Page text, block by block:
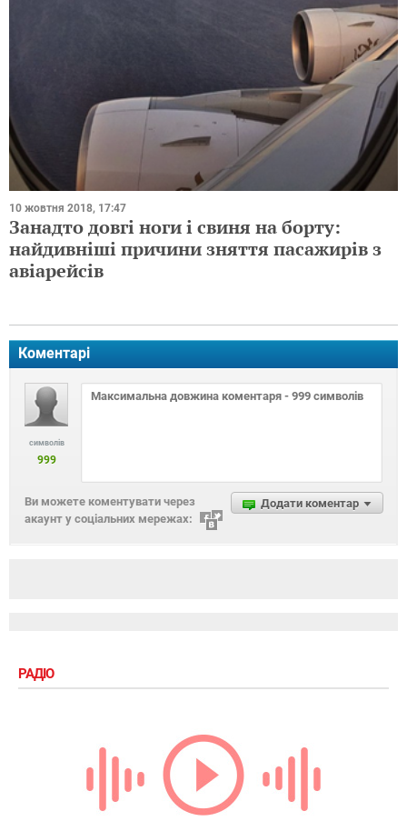
10 жовтня 2018, 17:47
Занадто довгі ноги і свиня на борту:
найдивніші причини зняття пасажирів з
авіарейсів
Коментарі
символів
999
Додати коментар
Ви можете коментувати через
акаунт у соціальних мережах:
РАДІО